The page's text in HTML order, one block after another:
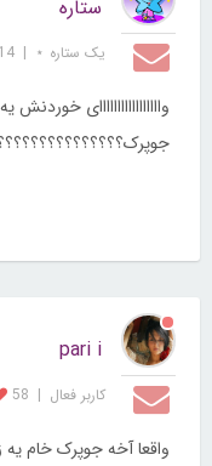
ستاره
یک ستاره ⋆ |
وااااااااااااااااای
pari i
کاربر فعال |
58
واقعا آخه جوپرک خام